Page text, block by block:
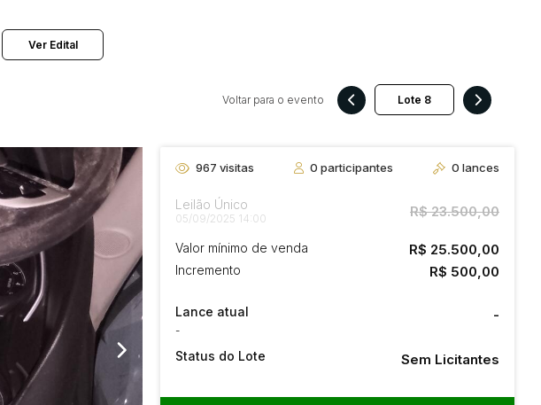
Ver Edital
Voltar para o evento
967 visitas 0 participantes 0 lances
Leilão Único
05/09/2025 14:00 R$ 23.500,00
Valor mínimo de venda R$ 25.500,00
Incremento R$ 500,00
Lance atual
-
-
Status do Lote Sem Licitantes